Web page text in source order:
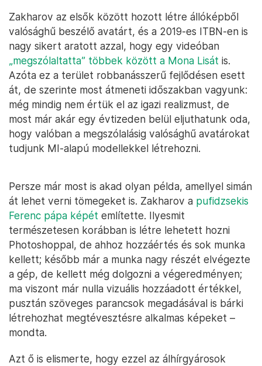
Zakharov az elsők között hozott létre állóképből
valósághű beszélő avatárt, és a 2019-es ITBN-en is
nagy sikert aratott azzal, hogy egy videóban
„megszólaltatta” többek között a Mona Lisát is.
Azóta ez a terület robbanásszerű fejlődésen esett
át, de szerinte most átmeneti időszakban vagyunk:
még mindig nem értük el az igazi realizmust, de
most már akár egy évtizeden belül eljuthatunk oda,
hogy valóban a megszólalásig valósághű avatárokat
tudjunk MI-alapú modellekkel létrehozni.
Persze már most is akad olyan példa, amellyel simán
át lehet verni tömegeket is. Zakharov a pufidzsekis
Ferenc pápa képét említette. Ilyesmit
természetesen korábban is létre lehetett hozni
Photoshoppal, de ahhoz hozzáértés és sok munka
kellett; később már a munka nagy részét elvégezte
a gép, de kellett még dolgozni a végeredményen;
ma viszont már nulla vizuális hozzáadott értékkel,
pusztán szöveges parancsok megadásával is bárki
létrehozhat megtévesztésre alkalmas képeket –
mondta.
Azt ő is elismerte, hogy ezzel az álhírgyárosok